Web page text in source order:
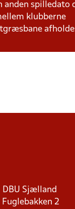
anden
klubberne
DBU Sjælland
Fuglebakken 2